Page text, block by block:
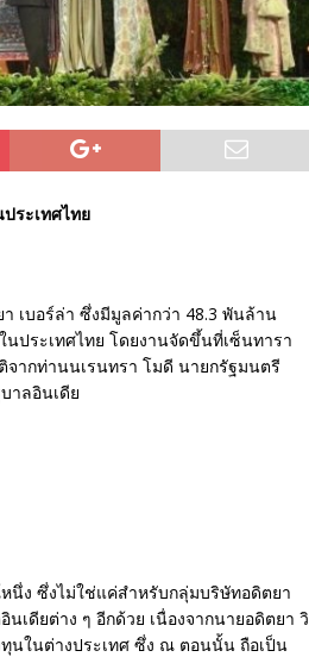
ระเทศไทย
เบอร์ล่า ซึ่งมีมูลค่ากว่า 48.3 พันล้าน
ประเทศไทย โดยงานจัดขึ้นที่เซ็นทารา
จากท่านนเรนทรา โมดี นายกรัฐมนตรี
าลอินเดีย
นึ่ง ซึ่งไม่ใช่แค่สำหรับกลุ่มบริษัทอดิตยา
ดียต่าง ๆ อีกด้วย เนื่องจากนายอดิตยา วิ
นในต่างประเทศ ซึ่ง ณ ตอนนั้น ถือเป็น